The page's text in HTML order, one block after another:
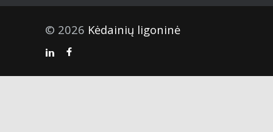
© 2026 Kėdainių ligoninė